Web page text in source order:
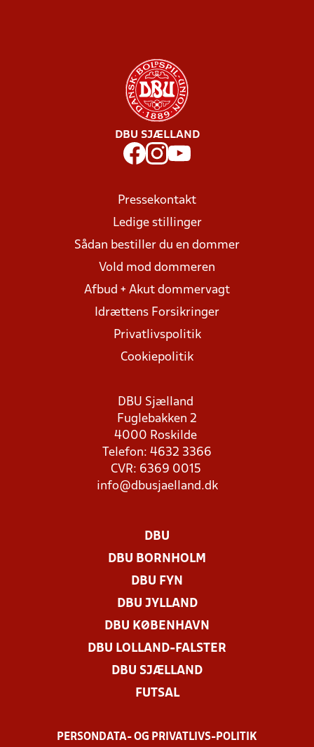
DBU SJÆLLAND
Pressekontakt
Ledige stillinger
Sådan bestiller du en dommer
Vold mod dommeren
Afbud + Akut dommervagt
Idrættens Forsikringer
Privatlivspolitik
Cookiepolitik
DBU Sjælland
Fuglebakken 2
4000 Roskilde
Telefon: 4632 3366
CVR: 6369 0015
info@dbusjaelland.dk
DBU
DBU BORNHOLM
DBU FYN
DBU JYLLAND
DBU KØBENHAVN
DBU LOLLAND-FALSTER
DBU SJÆLLAND
FUTSAL
PERSONDATA- OG PRIVATLIVS-POLITIK